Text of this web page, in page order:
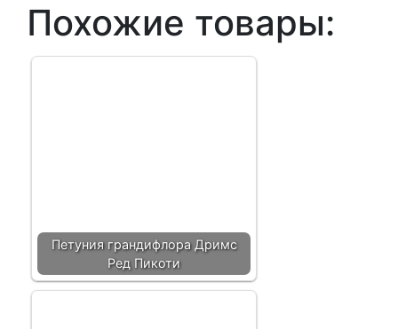
Похожие товары:
Петуния грандифлора Дримс
Ред Пикоти